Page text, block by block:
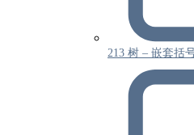
213 树 – 嵌套括